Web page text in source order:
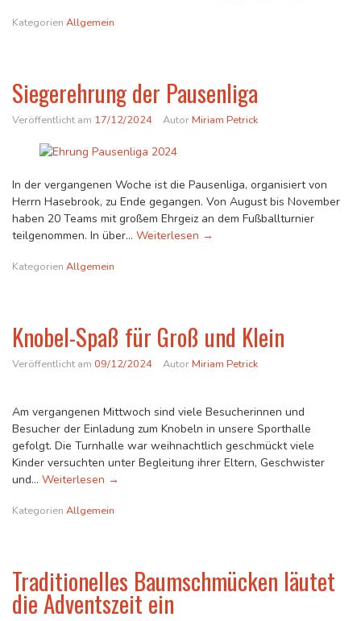
Kategorien Allgemein
Siegerehrung der Pausenliga
Veröffentlicht am 17/12/2024 AutorMiriam Petrick
In der vergangenen Woche ist die Pausenliga, organisiert von
Herrn Hasebrook, zu Ende gegangen. Von August bis November
haben 20 Teams mit großem Ehrgeiz an dem Fußballturnier
teilgenommen. In über… Weiterlesen Siegerehrung der Pausenliga
→
Kategorien Allgemein
Knobel-Spaß für Groß und Klein
Veröffentlicht am 09/12/2024 AutorMiriam Petrick
Am vergangenen Mittwoch sind viele Besucherinnen und
Besucher der Einladung zum Knobeln in unsere Sporthalle
gefolgt. Die Turnhalle war weihnachtlich geschmückt viele
Kinder versuchten unter Begleitung ihrer Eltern, Geschwister
und… Weiterlesen Knobel-Spaß für Groß und Klein
→
Kategorien Allgemein
Traditionelles Baumschmücken läutet
die Adventszeit ein